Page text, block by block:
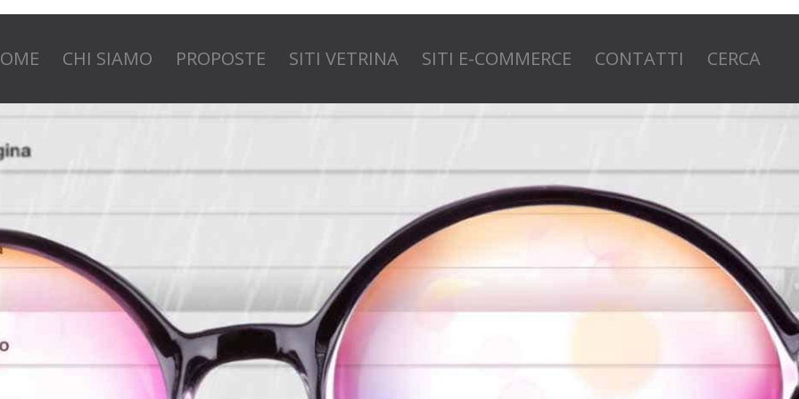
CHI SIAMO PROPOSTE SITI VETRINA SITI E-COMMERCE CONTATTI CERCA